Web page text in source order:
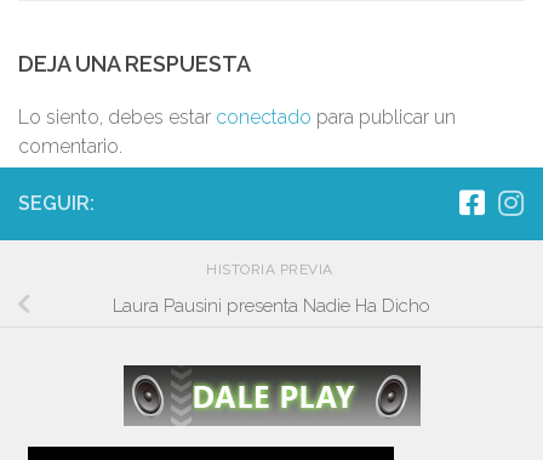
DEJA UNA RESPUESTA
Lo siento, debes estar conectado para publicar un
comentario.
SEGUIR:
HISTORIA PREVIA
Laura Pausini presenta Nadie Ha Dicho